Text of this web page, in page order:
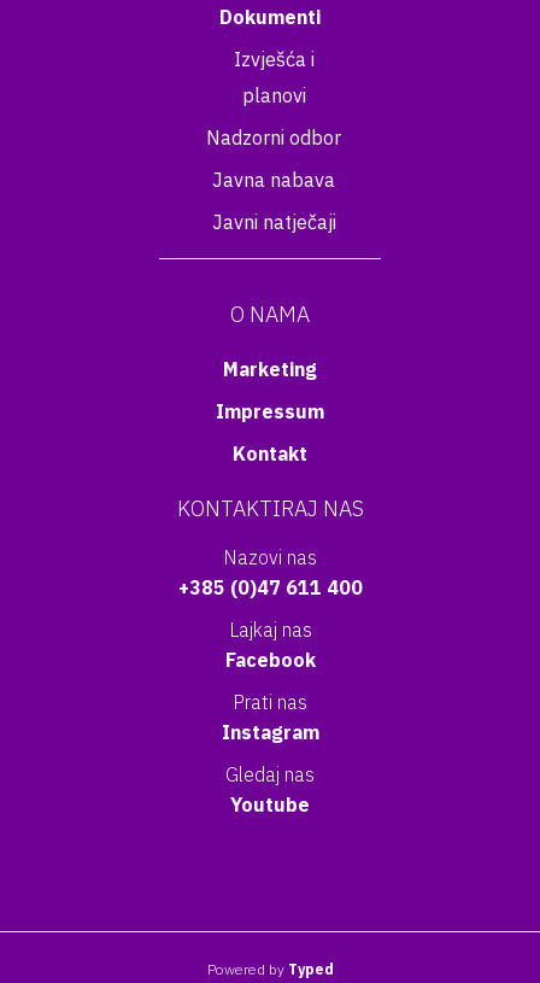
Dokumenti
Izvješća i
planovi
Nadzorni odbor
Javna nabava
Javni natječaji
O NAMA
Marketing
Impressum
Kontakt
KONTAKTIRAJ NAS
Nazovi nas
+385 (0)47 611 400
Lajkaj nas
Facebook
Prati nas
Instagram
Gledaj nas
Youtube
Powered by Typed